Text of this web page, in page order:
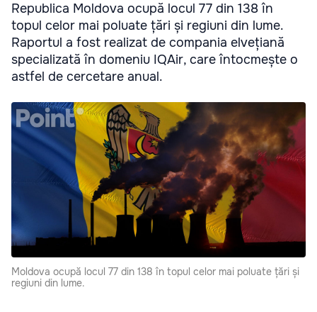
Republica Moldova ocupă locul 77 din 138 în
topul celor mai poluate țări și regiuni din lume.
Raportul a fost realizat de compania elvețiană
specializată în domeniu IQAir, care întocmește o
astfel de cercetare anual.
Moldova ocupă locul 77 din 138 în topul celor mai poluate țări și
regiuni din lume.